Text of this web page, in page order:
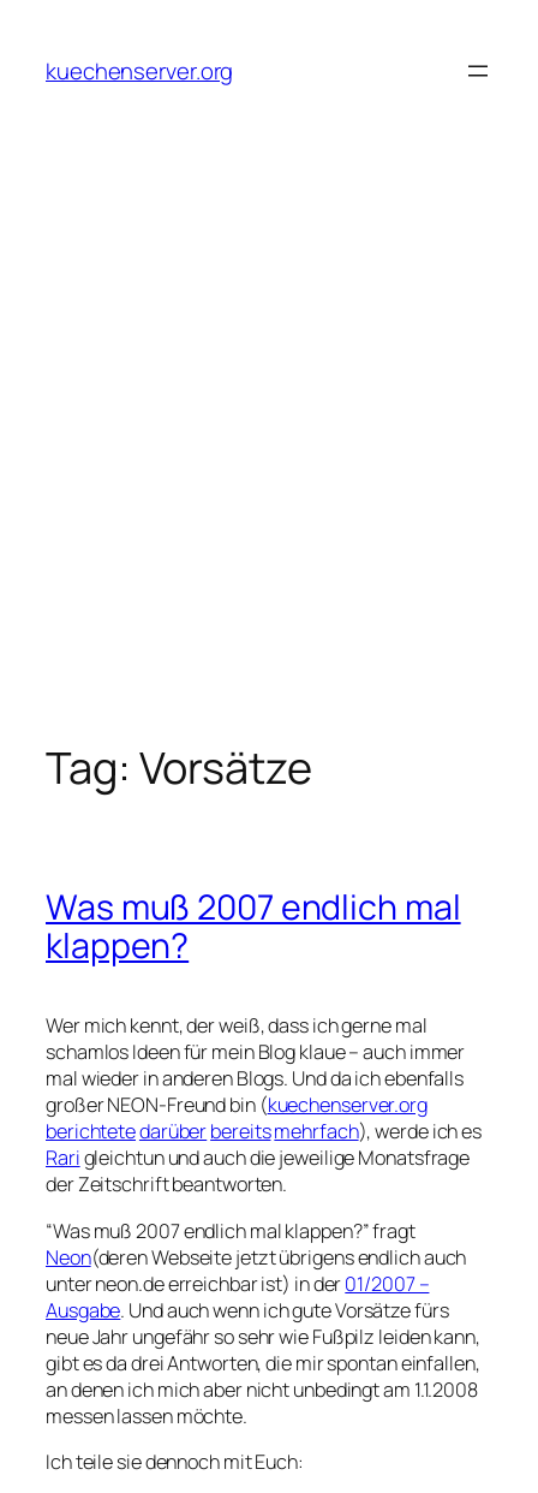
content
kuechenserver.org
Tag: Vorsätze
Was muß 2007 endlich mal
klappen?
Wer mich kennt, der weiß, dass ich gerne mal
schamlos Ideen für mein Blog klaue – auch immer
mal wieder in anderen Blogs. Und da ich ebenfalls
großer NEON-Freund bin (kuechenserver.org
berichtetedarüberbereitsmehrfach), werde ich es
Rarigleichtun und auch die jeweilige Monatsfrage
der Zeitschrift beantworten.
“Was muß 2007 endlich mal klappen?” fragt
Neon(deren Webseite jetzt übrigens endlich auch
unter neon.de erreichbar ist) in der01/2007 –
Ausgabe. Und auch wenn ich gute Vorsätze fürs
neue Jahr ungefähr so sehr wie Fußpilz leiden kann,
gibt es da drei Antworten, die mir spontan einfallen,
an denen ich mich aber nicht unbedingt am 1.1.2008
messen lassen möchte.
Ich teile sie dennoch mit Euch: